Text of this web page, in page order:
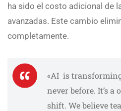
ha sido el costo adicional de
avanzadas. Este cambio
completamente.
«AI is
never before. It’s
shift. We believe